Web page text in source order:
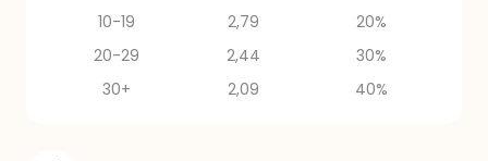
10-19
2,79
20%
20-29
2,44
30%
30+
2,09 40%